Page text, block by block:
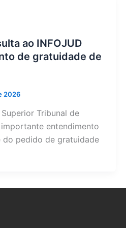
ao INFOJUD
de gratuidade de
2026
Tribunal de
entendimento
do pedido de gratuidade